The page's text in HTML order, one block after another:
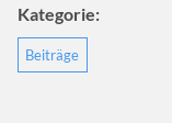
Kategorie:
Beiträge